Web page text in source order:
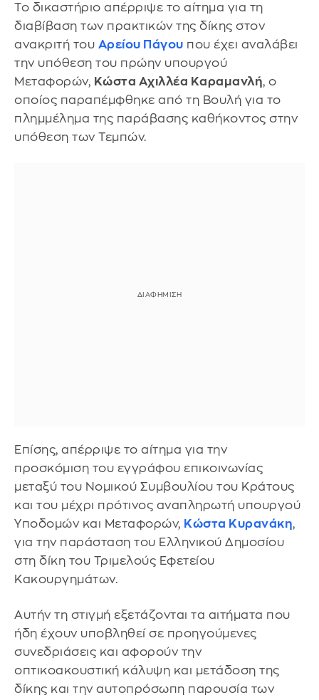
Το δικαστήριο απέρριψε το αίτημα για τη
διαβίβαση των πρακτικών της δίκης στον
ανακριτή του Αρείου Πάγου που έχει αναλάβει
την υπόθεση του πρώην υπουργού
Μεταφορών, Κώστα Αχιλλέα Καραμανλή, ο
οποίος παραπέμφθηκε από τη Βουλή για το
πλημμέλημα της παράβασης καθήκοντος στην
υπόθεση των Τεμπών.
Επίσης, απέρριψε το αίτημα για την
προσκόμιση του εγγράφου επικοινωνίας
μεταξύ του Νομικού Συμβουλίου του Κράτους
και του μέχρι πρότινος αναπληρωτή υπουργού
Υποδομών και Μεταφορών, Κώστα Κυρανάκη,
για την παράσταση του Ελληνικού Δημοσίου
στη δίκη του Τριμελούς Εφετείου
Κακουργημάτων.
Αυτήν τη στιγμή εξετάζονται τα αιτήματα που
ήδη έχουν υποβληθεί σε προηγούμενες
συνεδριάσεις και αφορούν την
οπτικοακουστική κάλυψη και μετάδοση της
δίκης και την αυτοπρόσωπη παρουσία των